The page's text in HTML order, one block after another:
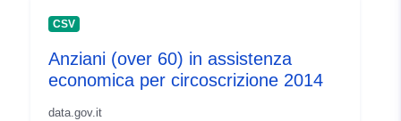
CSV
Anziani (over 60) in assistenza
economica per circoscrizione 2014
data.gov.it